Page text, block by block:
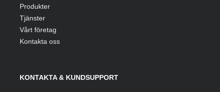
Produkter
Tjänster
Vårt företag
Kontakta oss
KONTAKTA & KUNDSUPPORT